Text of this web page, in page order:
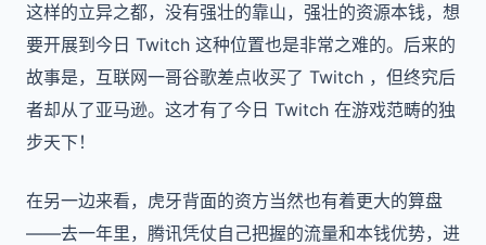
这样的立异之都，没有强壮的靠山，强壮的资源本钱，想
要开展到今日 Twitch 这种位置也是非常之难的。后来的
故事是，互联网一哥谷歌差点收买了 Twitch ，但终究后
者却从了亚马逊。这才有了今日 Twitch 在游戏范畴的独
步天下！
在另一边来看，虎牙背面的资方当然也有着更大的算盘
——去一年里，腾讯凭仗自己把握的流量和本钱优势，进